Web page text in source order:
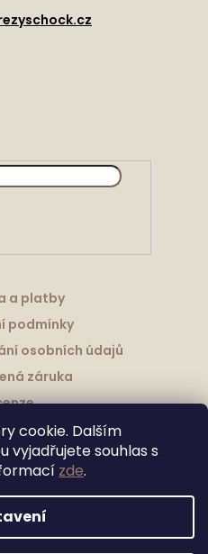
cookie. Dalším
vyjadřujete souhlas s
zde.
a platby
podmínky
osobních údajů
záruka